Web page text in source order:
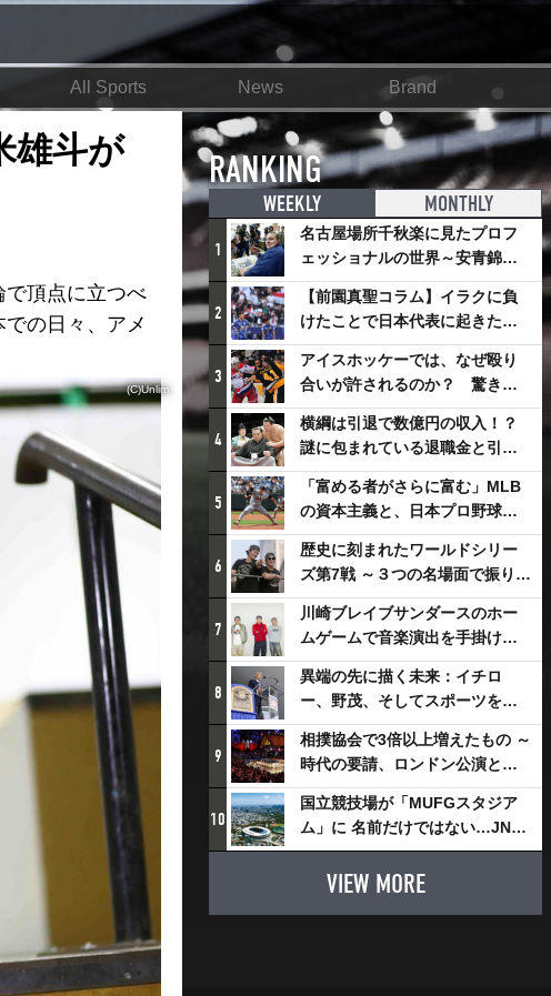
All Sports News Brand
雄斗が
頂点に立つべ
の日々、アメ
(C)Unlim
RANKING
WEEKLY MONTHLY
1
名古屋場所千秋楽に見たプロフ
ェッショナルの世界～安青錦の
優勝を巡るさまざまなドラマ
2
【前園真聖コラム】イラクに負
けたことで日本代表に起きたプ
ラスとは
3
アイスホッケーでは、なぜ殴り
合いが許されるのか？ 驚きの
「ファイティング」ルールにつ
いて
4
横綱は引退で数億円の収入！？
謎に包まれている退職金と引退
相撲興行
5
「富める者がさらに富む」MLB
の資本主義と、日本プロ野球が
踏み出せない一歩
6
歴史に刻まれたワールドシリー
ズ第7戦 ～３つの名場面で振り返
る～
7
川崎ブレイブサンダースのホー
ムゲームで音楽演出を手掛ける
スチャダラパーが川崎新！アリ
ーナシティ・プロジェクトを語
る 「楽しみでしかないでしょ。
川崎は、ずっと成長曲線だか
ら」
8
異端の先に描く未来：イチロ
ー、野茂、そしてスポーツを支
える科学界の挑戦
9
相撲協会で3倍以上増えたもの ～
時代の要請、ロンドン公演と古
式大相撲
10
国立競技場が「MUFGスタジア
ム」に 名前だけではない…JNSE
とMUFGが“共創”し描く地域活
性化・社会価値創造の近未来図
VIEW MORE